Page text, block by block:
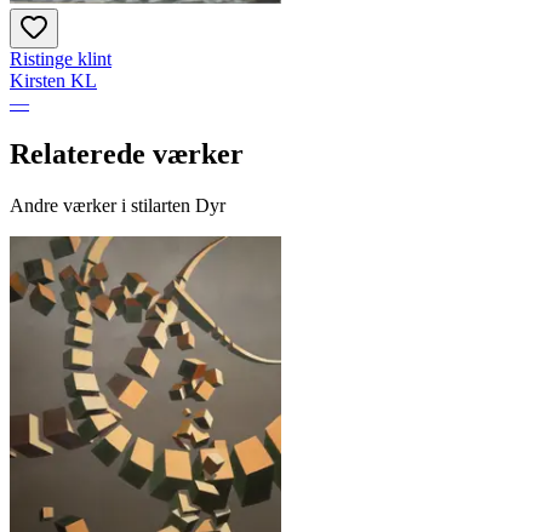
Ristinge klint
Kirsten KL
—
Relaterede værker
Andre værker i stilarten Dyr